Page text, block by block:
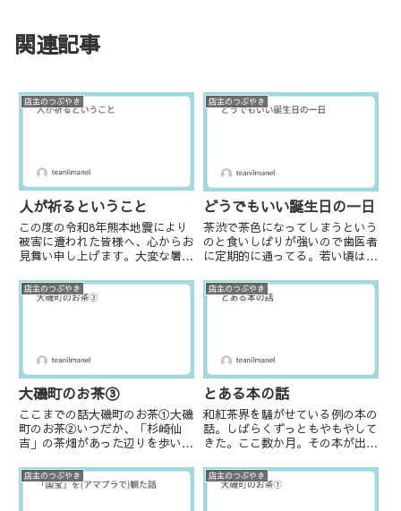
関連記事
店主のつぶやき
人が祈るということ
この度の令和8年熊本地震により
被害に遭われた皆様へ、心からお
見舞い申し上げます。大変な暑さ
は、想像を絶するご苦労があるか
と存じます。被災された方々の安
店主のつぶやき
どうでもいい誕生日の一日
茶渋で茶色になってしまうという
のと食いしばりが強いので歯医者
に定期的に通ってる。若い頃は
んて通えるか（怒）」とか言って
たけど、ここ数年は大人しく３ヶ
店主のつぶやき
大磯町のお茶③
ここまでの話大磯町のお茶①大磯
町のお茶②いつだか、「杉崎仙
吉」の茶畑があった辺りを歩いて
ると「お茶屋さん、昔あったよ」
という。住職の子供時分、近くで
店主のつぶやき
とある本の話
和紅茶界を騒がせている例の本の
話。しばらくずっともやもやして
きた。ここ数か月。その本が出版
らしいよ」と友人が教えてくれ
た。そして「あなた、掲載されて
店主のつぶやき 店主のつぶやき